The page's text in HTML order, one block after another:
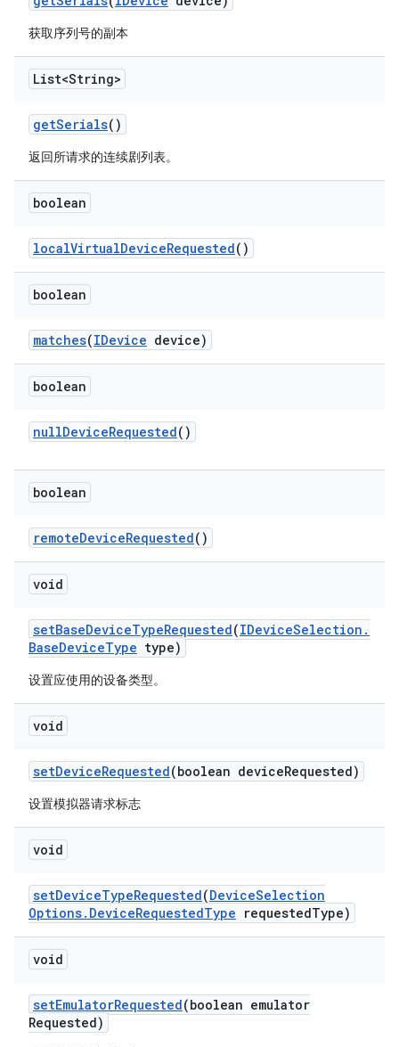
获取序列号的副本
List<String>
getSerials()
返回所请求的连续剧列表。
boolean
localVirtualDeviceRequested()
boolean
matches(IDevice device)
boolean
nullDeviceRequested()
boolean
remoteDeviceRequested()
void
setBaseDeviceTypeRequested(IDeviceSelection .
BaseDeviceType type)
设置应使用的设备类型。
void
setDeviceRequested(boolean deviceRequested)
设置模拟器请求标志
void
setDeviceTypeRequested(DeviceSelection
Options. DeviceRequestedType requestedType)
void
setEmulatorRequested(boolean emulator
Requested)